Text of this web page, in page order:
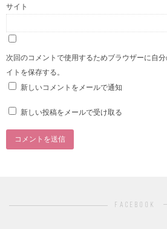
サイト
次回のコメントで使用するためブラウザーに自
イトを保存する。
新しいコメントをメールで通知
新しい投稿をメールで受け取る
facebook